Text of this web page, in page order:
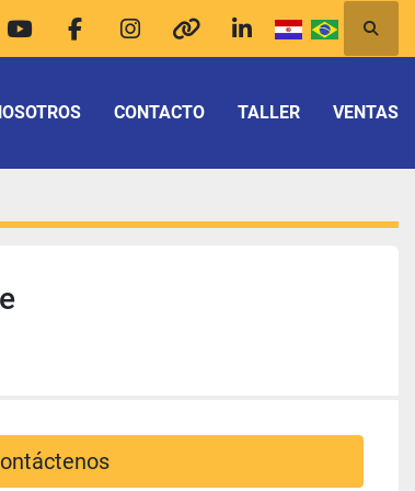
youtubefacebookinstagram
otherlinkedin
NOSOTROS CONTACTO TALLER VENTAS